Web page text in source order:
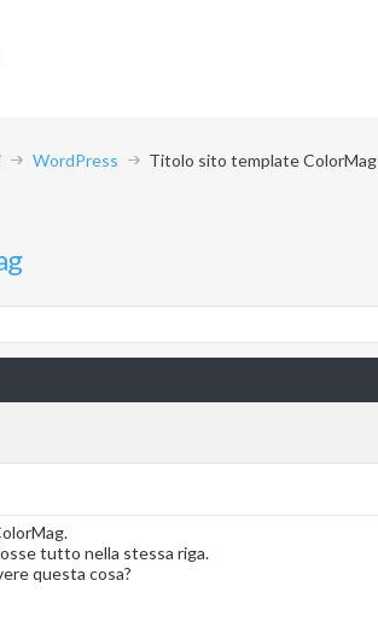
WordPress
Titolo sito template ColorMag
tutto nella stessa riga.
questa cosa?